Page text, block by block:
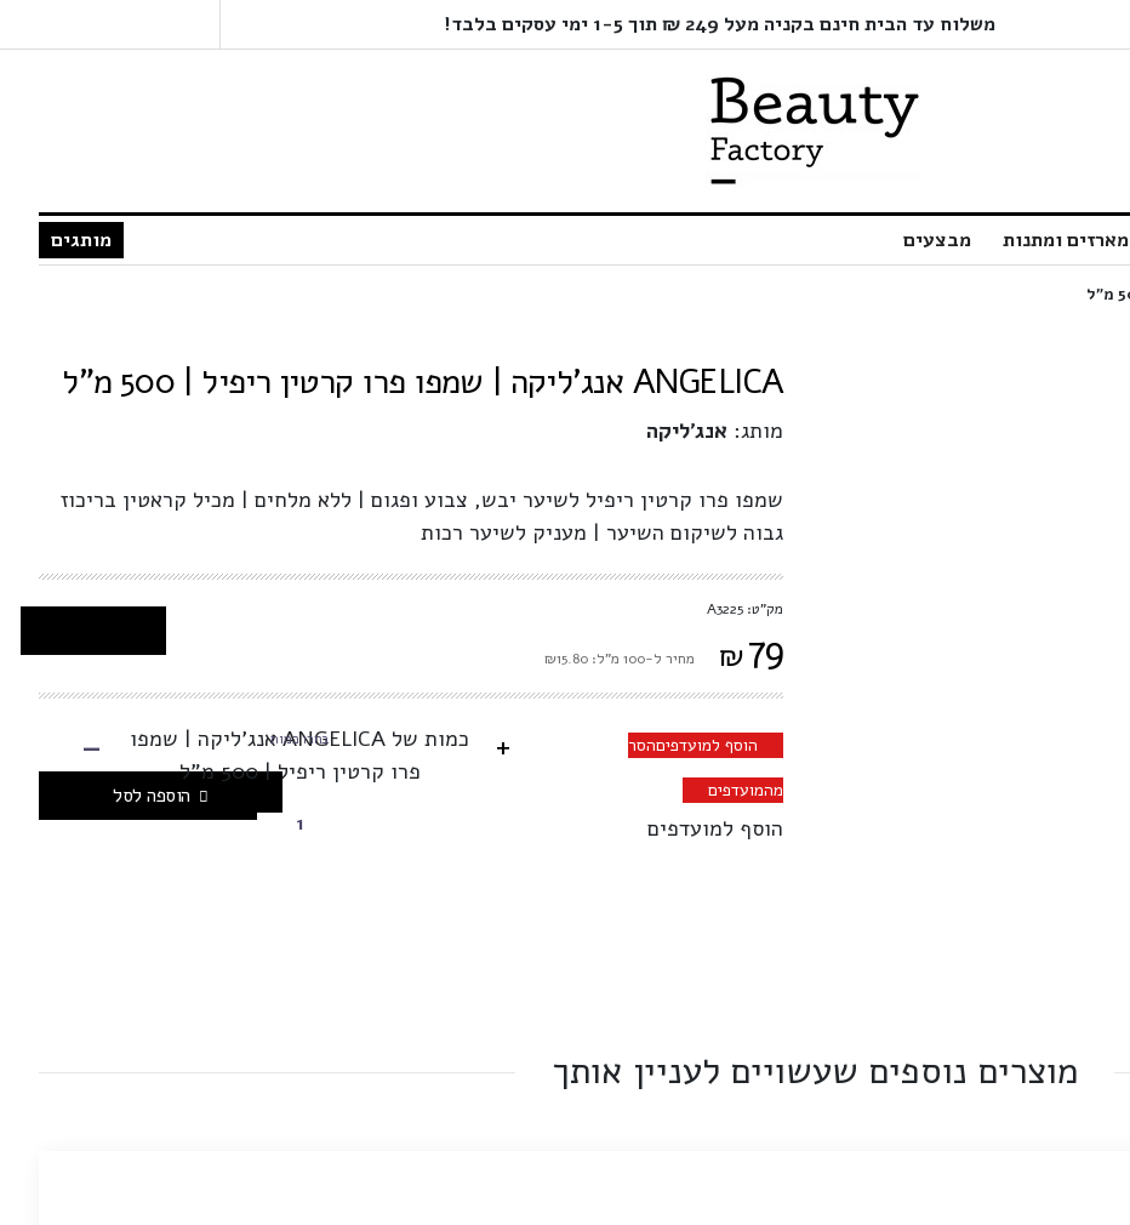
משלוח עד הבית חינם בקניה מעל 249 ₪ תוך 1-5 ימי עסקים בלבד!
מארזים ומתנות מבצעים מותגים
ANGELICA אנג'ליקה | שמפו פרו קרטין ריפיל | 500 מ"ל
מותג: אנג'ליקה
שמפו פרו קרטין ריפיל לשיער יבש, צבוע ופגום | ללא מלחים | מכיל קראטין בריכוז
גבוה לשיקום השיער | מעניק לשיער רכות
מק"ט: A3225
₪79 מחיר ל-100 מ"ל: ₪15.80
+
כמות של ANGELICA אנג'ליקה | שמפו
פרו קרטין ריפיל | 500 מ"ל
בחרו כמות -
הוספה לסל
הוסף למועדפיםהסר
מהמועדפים
הוסף למועדפים
מוצרים נוספים שעשויים לעניין אותך